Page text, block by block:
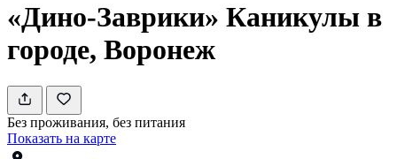
«Дино-Заврики» Каникулы в
городе, Воронеж
Без проживания, без питания
Показать на карте